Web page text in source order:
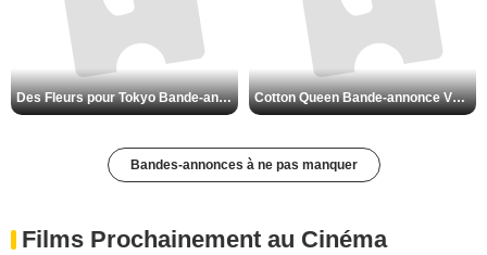
Des Fleurs pour Tokyo Bande-annonce VO STFR Cotton Queen Bande-annonce VO STFR
Bandes-annonces à ne pas manquer
Films Prochainement au Cinéma